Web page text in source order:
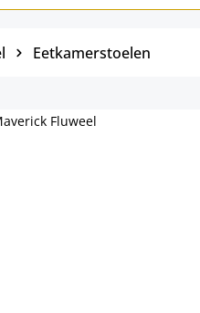
Eetkamerstoelen